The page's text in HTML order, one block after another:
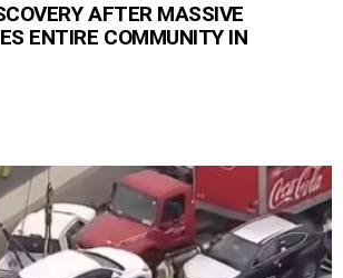
AFTER MASSIVE
ENTIRE COMMUNITY IN